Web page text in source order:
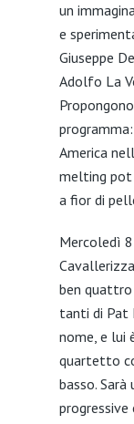
un
e
Giuseppe
Adolfo La
America
melting pot
a fior di
Mercoledì
ben
tanti di Pat
nome, e lui
quartetto
basso.
progressive